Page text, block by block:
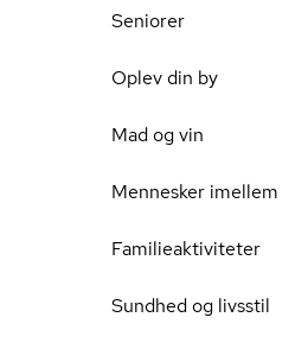
Seniorer
Oplev din by
Mad og vin
Mennesker imellem
Familieaktiviteter
Sundhed og livsstil